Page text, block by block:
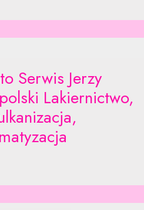
Serwis Jerzy
Lakiernictwo,